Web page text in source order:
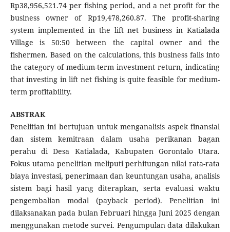
Rp38,956,521.74 per fishing period, and a net profit for the
business owner of Rp19,478,260.87. The profit-sharing
system implemented in the lift net business in Katialada
Village is 50:50 between the capital owner and the
fishermen. Based on the calculations, this business falls into
the category of medium-term investment return, indicating
that investing in lift net fishing is quite feasible for medium-
term profitability.
ABSTRAK
Penelitian ini bertujuan untuk menganalisis aspek finansial
dan sistem kemitraan dalam usaha perikanan bagan
perahu di Desa Katialada, Kabupaten Gorontalo Utara.
Fokus utama penelitian meliputi perhitungan nilai rata-rata
biaya investasi, penerimaan dan keuntungan usaha, analisis
sistem bagi hasil yang diterapkan, serta evaluasi waktu
pengembalian modal (payback period). Penelitian ini
dilaksanakan pada bulan Februari hingga Juni 2025 dengan
menggunakan metode survei. Pengumpulan data dilakukan